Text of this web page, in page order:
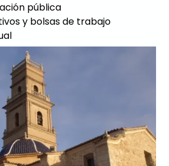
pública
y bolsas de trabajo